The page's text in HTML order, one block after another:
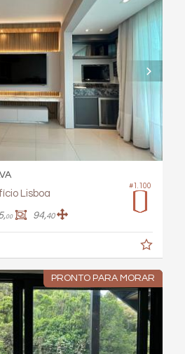
#1.100
Lisboa
00 94,40
PRONTO PARA MORAR